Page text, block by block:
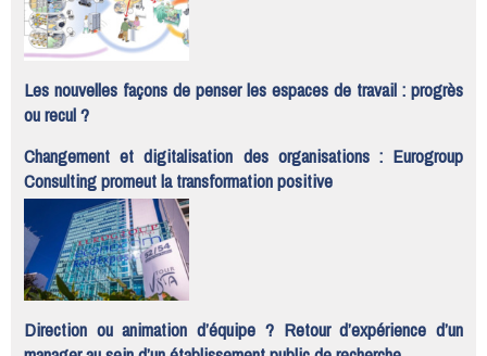
Les nouvelles façons de penser les espaces de travail : progrès
ou recul ?
Changement et digitalisation des organisations : Eurogroup
Consulting promeut la transformation positive
Direction ou animation d’équipe ? Retour d’expérience d’un